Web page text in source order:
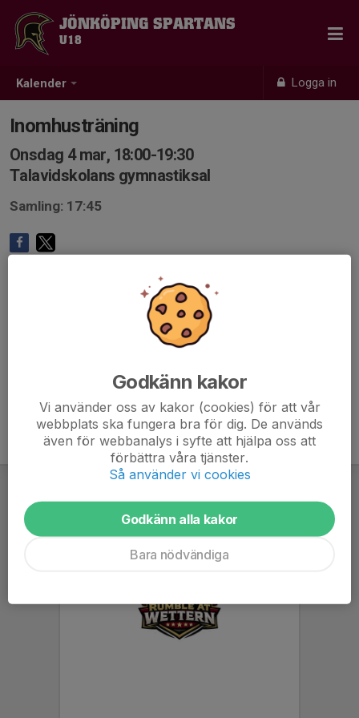
Kalender Logga in
JÖNKÖPING SPARTANS
U18
Inomhusträning
Onsdag 4 mar, 18:00-19:30
Talavidskolans gymnastiksal
Samling: 17:45
Godkänn kakor
Vi använder oss av kakor (cookies) för att vår
webbplats ska fungera bra för dig. De används
även för webbanalys i syfte att hjälpa oss att
förbättra våra tjänster.
Så använder vi cookies
Godkänn alla kakor
Bara nödvändiga